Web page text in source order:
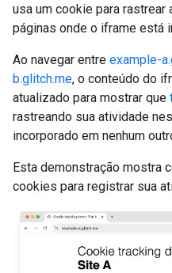
usa um cookie para rastrear
páginas onde o iframe está
Ao navegar entre example-
b.glitch.me, o conteúdo do
atualizado para mostrar que
rastreando sua atividade
incorporado em nenhum
Esta demonstração mostra
cookies para registrar sua